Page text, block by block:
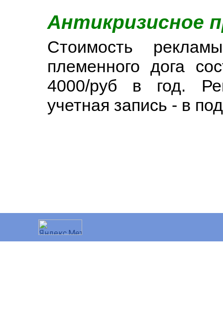
Антикризисное
Стоимость
племенного дога
4000/руб в год.
учетная запись - в